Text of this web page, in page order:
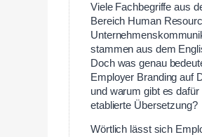
Viele Fachbegriffe aus
Bereich Human
stammen aus dem
Doch was genau
Employer Branding auf
und warum gibt es dafür
etablierte Übersetzung?
Wörtlich lässt sich